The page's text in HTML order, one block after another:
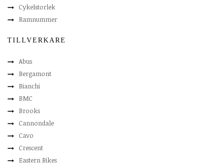
Cykelstorlek
Ramnummer
TILLVERKARE
Abus
Bergamont
Bianchi
BMC
Brooks
Cannondale
Cavo
Crescent
Eastern Bikes